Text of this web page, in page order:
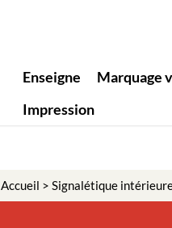
Enseigne Marquage
Impression
Accueil > Signalétique